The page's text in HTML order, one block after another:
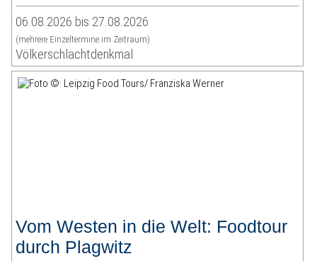
06.08.2026 bis 27.08.2026
(mehrere Einzeltermine im Zeitraum)
Völkerschlachtdenkmal
Vom Westen in die Welt: Foodtour
durch Plagwitz